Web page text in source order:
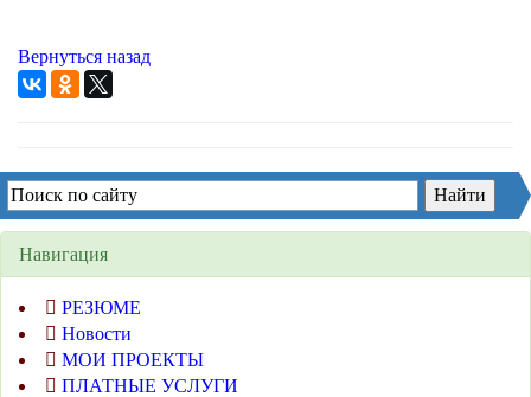
Вернуться назад
Навигация
РЕЗЮМЕ
Новости
МОИ ПРОЕКТЫ
ПЛАТНЫЕ УСЛУГИ